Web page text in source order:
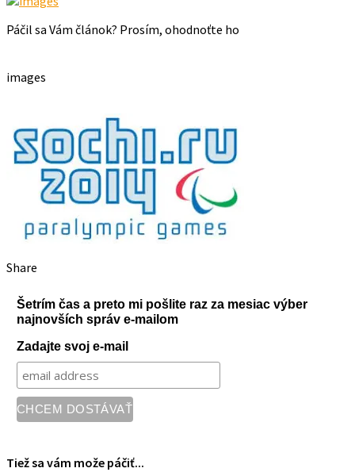
Páčil sa Vám článok? Prosím, ohodnoťte ho
images
Share
Šetrím čas a preto mi pošlite raz za mesiac výber
najnovších správ e-mailom
Zadajte svoj e-mail
Tiež sa vám može páčiť...